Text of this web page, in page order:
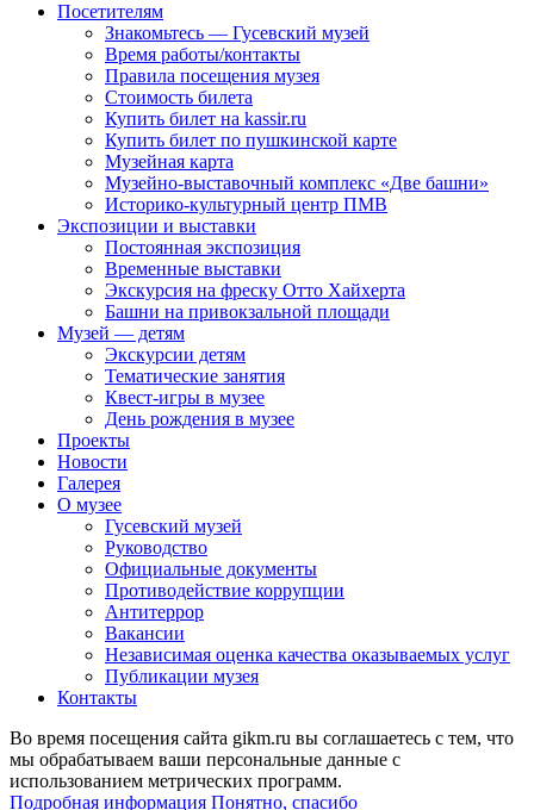
Посетителям
Знакомьтесь — Гусевский музей
Время работы/контакты
Правила посещения музея
Стоимость билета
Купить билет на kassir.ru
Купить билет по пушкинской карте
Музейная карта
Музейно-выставочный комплекс «Две башни»
Историко-культурный центр ПМВ
Экспозиции и выставки
Постоянная экспозиция
Временные выставки
Экскурсия на фреску Отто Хайхерта
Башни на привокзальной площади
Музей — детям
Экскурсии детям
Тематические занятия
Квест-игры в музее
День рождения в музее
Проекты
Новости
Галерея
О музее
Гусевский музей
Руководство
Официальные документы
Противодействие коррупции
Антитеррор
Вакансии
Независимая оценка качества оказываемых услуг
Публикации музея
Контакты
Во время посещения сайта gikm.ru вы соглашаетесь с тем, что
мы обрабатываем ваши персональные данные с
использованием метрических программ.
Подробная информация Понятно, спасибо